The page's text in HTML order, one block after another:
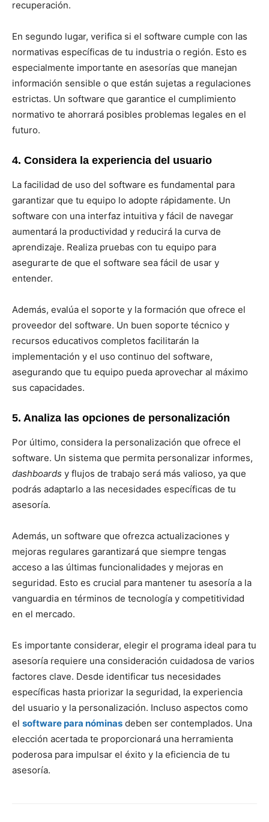
recuperación.
En segundo lugar, verifica si el software cumple con las
normativas específicas de tu industria o región. Esto es
especialmente importante en asesorías que manejan
información sensible o que están sujetas a regulaciones
estrictas. Un software que garantice el cumplimiento
normativo te ahorrará posibles problemas legales en el
futuro.
4. Considera la experiencia del usuario
La facilidad de uso del software es fundamental para
garantizar que tu equipo lo adopte rápidamente. Un
software con una interfaz intuitiva y fácil de navegar
aumentará la productividad y reducirá la curva de
aprendizaje. Realiza pruebas con tu equipo para
asegurarte de que el software sea fácil de usar y
entender.
Además, evalúa el soporte y la formación que ofrece el
proveedor del software. Un buen soporte técnico y
recursos educativos completos facilitarán la
implementación y el uso continuo del software,
asegurando que tu equipo pueda aprovechar al máximo
sus capacidades.
5. Analiza las opciones de personalización
Por último, considera la personalización que ofrece el
software. Un sistema que permita personalizar informes,
dashboards y flujos de trabajo será más valioso, ya que
podrás adaptarlo a las necesidades específicas de tu
asesoría.
Además, un software que ofrezca actualizaciones y
mejoras regulares garantizará que siempre tengas
acceso a las últimas funcionalidades y mejoras en
seguridad. Esto es crucial para mantener tu asesoría a la
vanguardia en términos de tecnología y competitividad
en el mercado.
Es importante considerar, elegir el programa ideal para tu
asesoría requiere una consideración cuidadosa de varios
factores clave. Desde identificar tus necesidades
específicas hasta priorizar la seguridad, la experiencia
del usuario y la personalización. Incluso aspectos como
el software para nóminas deben ser contemplados. Una
elección acertada te proporcionará una herramienta
poderosa para impulsar el éxito y la eficiencia de tu
asesoría.